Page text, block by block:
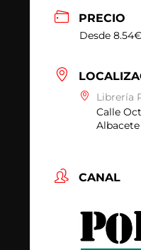
PRECIO
Desde 8.54€
Librería
Calle
Albacete
CANAL